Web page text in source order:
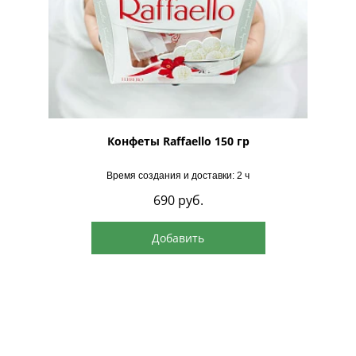
Конфеты Raffaello 150 гр
Время создания и доставки: 2 ч
690 руб.
Добавить